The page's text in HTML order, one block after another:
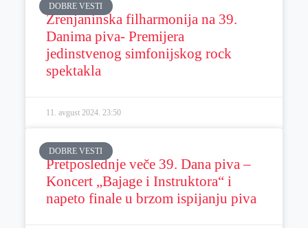
DOBRE VESTI
Zrenjaninska filharmonija na 39.
Danima piva- Premijera
jedinstvenog simfonijskog rock
spektakla
11. avgust 2024. 23:50
DOBRE VESTI
Pretposlednje veče 39. Dana piva –
Koncert „Bajage i Instruktora“ i
napeto finale u brzom ispijanju piva